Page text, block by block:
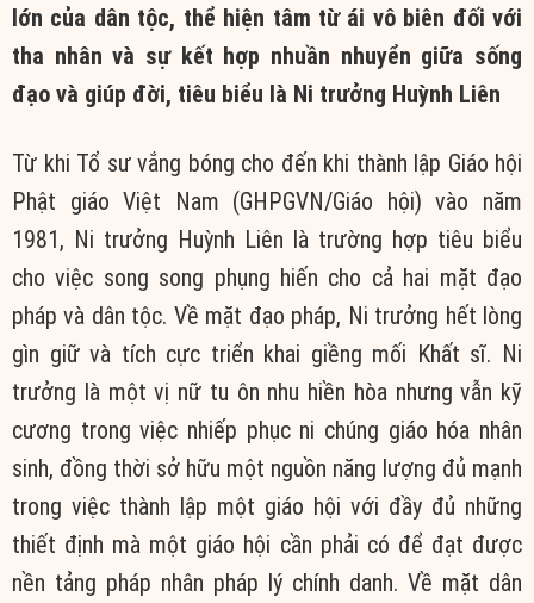
lớn của dân tộc, thể hiện tâm từ ái vô biên đối với
tha nhân và sự kết hợp nhuần nhuyển giữa sống
đạo và giúp đời, tiêu biểu là Ni trưởng Huỳnh Liên
Từ khi Tổ sư vắng bóng cho đến khi thành lập Giáo hội
Phật giáo Việt Nam (GHPGVN/Giáo hội) vào năm
1981, Ni trưởng Huỳnh Liên là trường hợp tiêu biểu
cho việc song song phụng hiến cho cả hai mặt đạo
pháp và dân tộc. Về mặt đạo pháp, Ni trưởng hết lòng
gìn giữ và tích cực triển khai giềng mối Khất sĩ. Ni
trưởng là một vị nữ tu ôn nhu hiền hòa nhưng vẫn kỹ
cương trong việc nhiếp phục ni chúng giáo hóa nhân
sinh, đồng thời sở hữu một nguồn năng lượng đủ mạnh
trong việc thành lập một giáo hội với đầy đủ những
thiết định mà một giáo hội cần phải có để đạt được
nền tảng pháp nhân pháp lý chính danh. Về mặt dân